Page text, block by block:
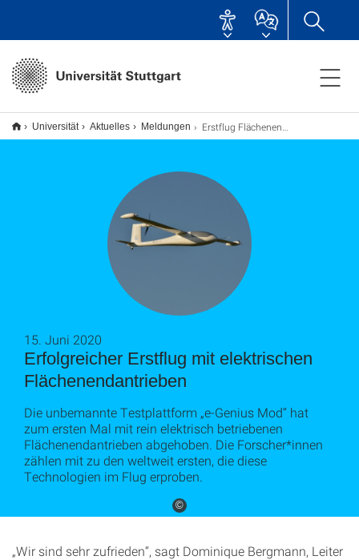
Universität Aktuelles Meldungen Erstflug Flächenendantriebe
©
Erfolgreicher Erstflug mit elektrischen
Flächenendantrieben
15. Juni 2020
Die unbemannte Testplattform „e-Genius Mod“ hat
zum ersten Mal mit rein elektrisch betriebenen
Flächenendantrieben abgehoben. Die Forscher*innen
zählen mit zu den weltweit ersten, die diese
Technologien im Flug erproben.
„Wir sind sehr zufrieden“, sagt Dominique Bergmann, Leiter